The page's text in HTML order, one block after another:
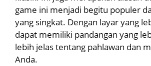
game ini menjadi begitu populer
yang singkat. Dengan layar yang
dapat memiliki pandangan yang
lebih jelas tentang pahlawan dan
Anda.